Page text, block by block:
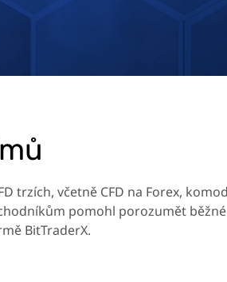
trzích, včetně CFD na Forex,
pomohl porozumět
BitTraderX.